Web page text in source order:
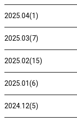
2025.04(1)
2025.03(7)
2025.02(15)
2025.01(6)
2024.12(5)